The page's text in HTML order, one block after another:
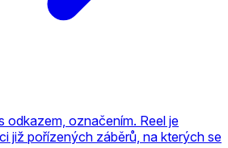
odkazem, označením. Reel je
již pořízených záběrů, na kterých se